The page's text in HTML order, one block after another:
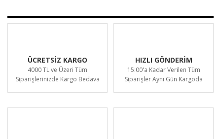
ÜCRETSİZ KARGO
4000 TL ve Üzeri Tüm
Siparişlerinizde Kargo Bedava
HIZLI GÖNDERİM
15:00'a Kadar Verilen Tüm
Siparişler Aynı Gün Kargoda